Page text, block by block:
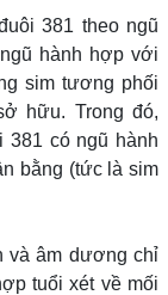
381 theo ngũ
hành hợp với
sim tương phối
hữu. Trong đó,
381 có ngũ hành
bằng (tức là sim
và âm dương chỉ
tuổi xét về mối